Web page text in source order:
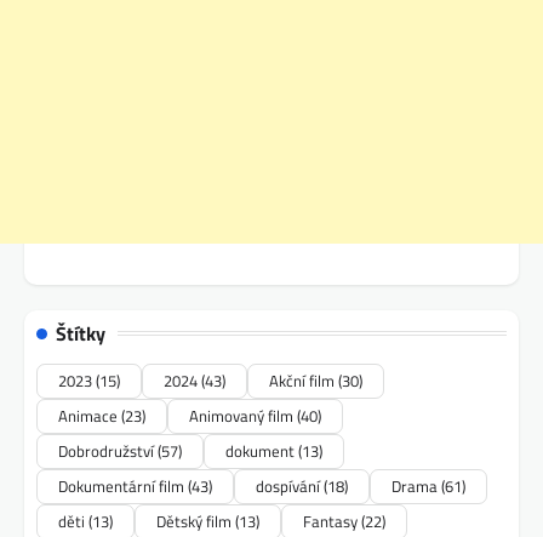
Štítky
2023(15) 2024(43) Akční film (30)
Animace (23) Animovaný film (40)
Dobrodružství(57) dokument(13)
Dokumentární film (43) dospívání(18) Drama(61)
děti (13) Dětský film (13) Fantasy(22)